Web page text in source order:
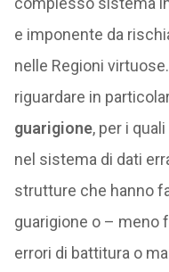
e imponente da
nelle Regioni
riguardare in
guarigione, per i
nel sistema di dati
strutture che hanno
guarigione o – meno
errori di battitura o